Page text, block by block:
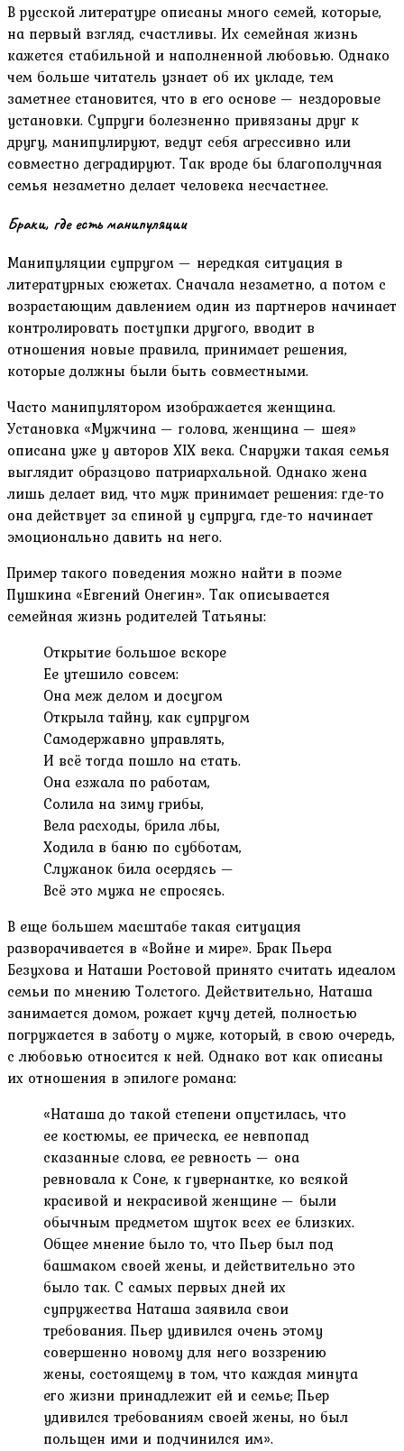
В русской литературе описаны много семей, которые,
на первый взгляд, счастливы. Их семейная жизнь
кажется стабильной и наполненной любовью. Однако
чем больше читатель узнает об их укладе, тем
заметнее становится, что в его основе — нездоровые
установки. Супруги болезненно привязаны друг к
другу, манипулируют, ведут себя агрессивно или
совместно деградируют. Так вроде бы благополучная
семья незаметно делает человека несчастнее.
Браки, где есть манипуляции
Манипуляции супругом — нередкая ситуация в
литературных сюжетах. Сначала незаметно, а потом с
возрастающим давлением один из партнеров начинает
контролировать поступки другого, вводит в
отношения новые правила, принимает решения,
которые должны были быть совместными.
Часто манипулятором изображается женщина.
Установка «Мужчина — голова, женщина — шея»
описана уже у авторов XIX века. Снаружи такая семья
выглядит образцово патриархальной. Однако жена
лишь делает вид, что муж принимает решения: где-то
она действует за спиной у супруга, где-то начинает
эмоционально давить на него.
Пример такого поведения можно найти в поэме
Пушкина «Евгений Онегин». Так описывается
семейная жизнь родителей Татьяны:
Открытие большое вскоре
Ее утешило совсем:
Она меж делом и досугом
Открыла тайну, как супругом
Самодержавно управлять,
И всё тогда пошло на стать.
Она езжала по работам,
Солила на зиму грибы,
Вела расходы, брила лбы,
Ходила в баню по субботам,
Служанок била осердясь —
Всё это мужа не спросясь.
В еще большем масштабе такая ситуация
разворачивается в «Войне и мире». Брак Пьера
Безухова и Наташи Ростовой принято считать идеалом
семьи по мнению Толстого. Действительно, Наташа
занимается домом, рожает кучу детей, полностью
погружается в заботу о муже, который, в свою очередь,
с любовью относится к ней. Однако вот как описаны
их отношения в эпилоге романа:
«Наташа до такой степени опустилась, что
ее костюмы, ее прическа, ее невпопад
сказанные слова, ее ревность — она
ревновала к Соне, к гувернантке, ко всякой
красивой и некрасивой женщине — были
обычным предметом шуток всех ее близких.
Общее мнение было то, что Пьер был под
башмаком своей жены, и действительно это
было так. С самых первых дней их
супружества Наташа заявила свои
требования. Пьер удивился очень этому
совершенно новому для него воззрению
жены, состоящему в том, что каждая минута
его жизни принадлежит ей и семье; Пьер
удивился требованиям своей жены, но был
польщен ими и подчинился им».